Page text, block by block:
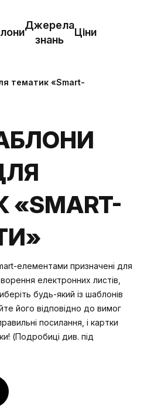
Джерела
знань
Ціни
тематик «Smart-
елементами призначені для
електронних листів,
будь-який із шаблонів
його відповідно до вимог
посилання, і картки
(Подробиці див. під